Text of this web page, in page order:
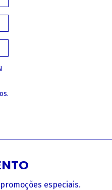
especiais.